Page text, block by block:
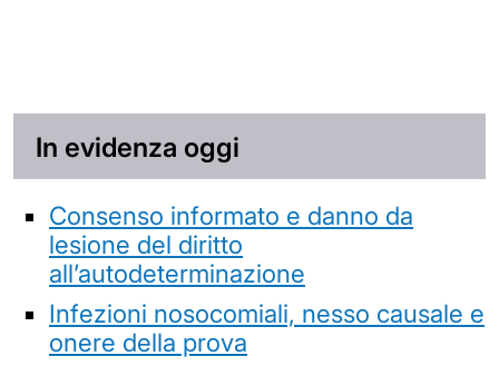
In evidenza oggi
Consenso informato e danno da
lesione del diritto
all’autodeterminazione
Infezioni nosocomiali, nesso causale e
onere della prova